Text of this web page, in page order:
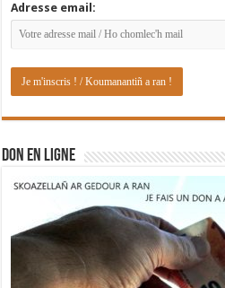
Adresse email:
DON EN LIGNE